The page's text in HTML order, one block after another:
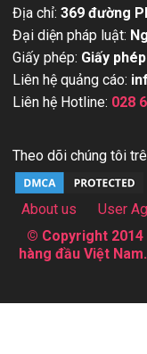
Địa chỉ: 369 đường
Đại diện pháp luật:
Giấy phép: Giấy
Liên hệ quảng cáo:
Liên hệ Hotline: 028
Theo dõi chúng tôi
About us User
© Copyright
hàng đầu Việt